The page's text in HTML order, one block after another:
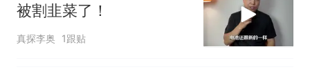
被割韭菜了！
真探李奥 1跟贴